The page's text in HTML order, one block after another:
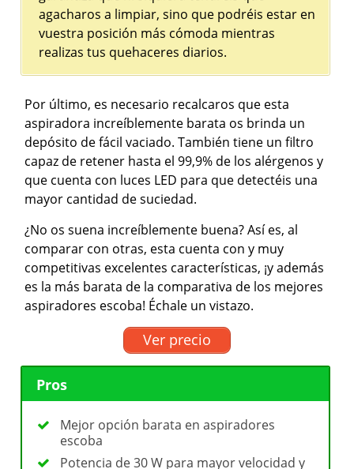
agacharos a limpiar, sino que podréis estar en
vuestra posición más cómoda mientras
realizas tus quehaceres diarios.
Por último, es necesario recalcaros que esta
aspiradora increíblemente barata os brinda un
depósito de fácil vaciado. También tiene un filtro
capaz de retener hasta el 99,9% de los alérgenos y
que cuenta con luces LED para que detectéis una
mayor cantidad de suciedad.
¿No os suena increíblemente buena? Así es, al
comparar con otras, esta cuenta con y muy
competitivas excelentes características, ¡y además
es la más barata de la comparativa de los mejores
aspiradores escoba! Échale un vistazo.
Ver precio
Pros
Mejor opción barata en aspiradores
escoba
Potencia de 30 W para mayor velocidad y